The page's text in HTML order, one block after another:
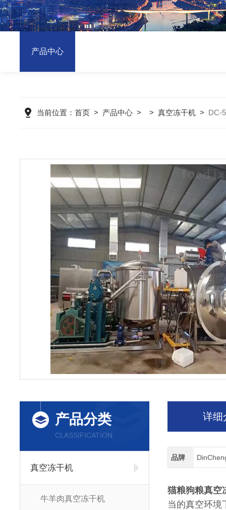
产品中心
当前位置： 首页 > 产品中心 > > 真空冻干机 > DC-
产品分类
CLASSIFICATION
真空冻干机
牛羊肉真空冻干机
详细
品牌
猫粮狗粮真空
当的真空环境